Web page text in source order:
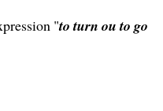
"to turn ou to go